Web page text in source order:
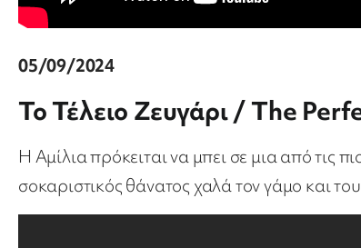
05/09/2024
Το Τέλειο Ζευγάρι / The
Η Αμίλια πρόκειται να μπει σε μια από τις
σοκαριστικός θάνατος χαλά τον γάμο και